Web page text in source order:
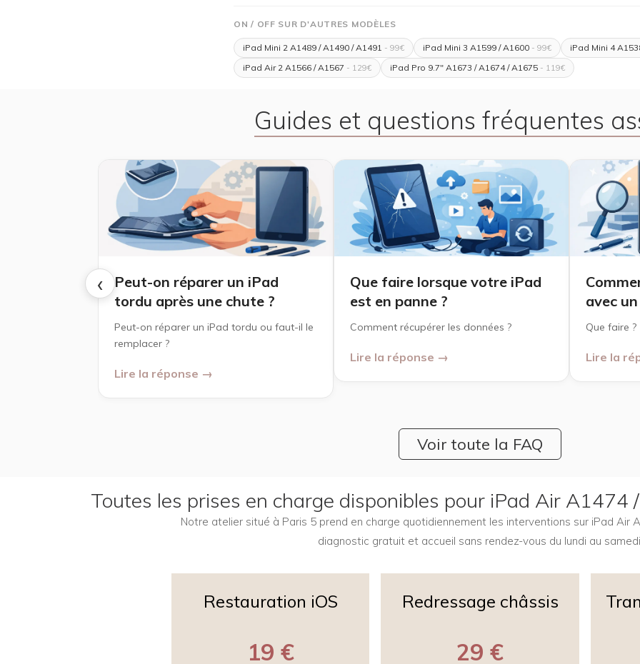
ON / OFF SUR D'AUTRES MODÈLES
iPad Mini 2 A1489 / A1490 / A1491 - 99€ iPad Mini 3 A1599 / A1600 - 99€ iPad Mini 4
iPad Air 2 A1566 / A1567 - 129€ iPad Pro 9.7" A1673 / A1674 / A1675 - 119€
Guides et questions fréquentes
‹
Peut-on réparer un iPad
tordu après une chute ?
Peut-on réparer un iPad tordu ou faut-il le
remplacer ?
Lire la réponse →
Que faire lorsque votre iPad
est en panne ?
Comment récupérer les données ?
Lire la réponse →
avec
Que faire ?
Lire la
Voir toute la FAQ
Toutes les prises en charge disponibles pour iPad Air
Notre atelier situé à Paris 5 prend en charge quotidiennement les interventions sur iPad Air
diagnostic gratuit et accueil sans rendez-vous du lundi au samedi.
Restauration iOS
19 €
Redressage châssis
29 €